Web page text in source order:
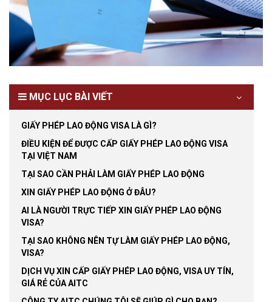
MỤC LỤC BÀI VIẾT
GIẤY PHÉP LAO ĐỘNG VISA LÀ GÌ?
ĐIỀU KIỆN ĐỂ ĐƯỢC CẤP GIẤY PHÉP LAO ĐỘNG VISA
TẠI VIỆT NAM
TẠI SAO CẦN PHẢI LÀM GIẤY PHÉP LAO ĐỘNG
XIN GIẤY PHÉP LAO ĐỘNG Ở ĐÂU?
AI LÀ NGƯỜI TRỰC TIẾP XIN GIẤY PHÉP LAO ĐỘNG
VISA?
TẠI SAO KHÔNG NÊN TỰ LÀM GIẤY PHÉP LAO ĐỘNG,
VISA?
DỊCH VỤ XIN CẤP GIẤY PHÉP LAO ĐỘNG, VISA UY TÍN,
GIÁ RẺ CỦA AITC